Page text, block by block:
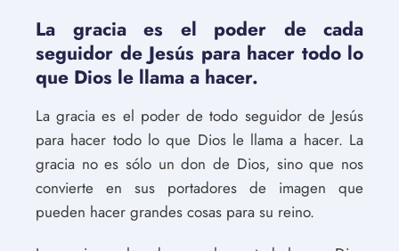
La gracia es el poder de cada
seguidor de Jesús para hacer todo lo
que Dios le llama a hacer.
La gracia es el poder de todo seguidor de Jesús
para hacer todo lo que Dios le llama a hacer. La
gracia no es sólo un don de Dios, sino que nos
convierte en sus portadores de imagen que
pueden hacer grandes cosas para su reino.